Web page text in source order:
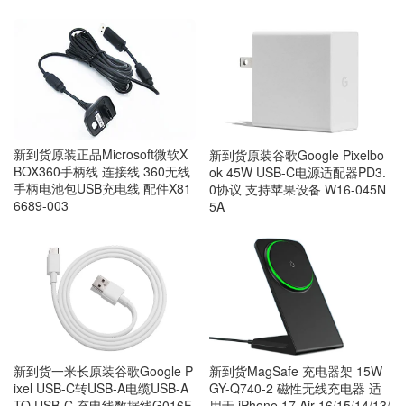
新到货原装正品Microsoft微软X
BOX360手柄线 连接线 360无线
手柄电池包USB充电线 配件X81
6689-003
新到货原装谷歌Google Pixelbo
ok 45W USB-C电源适配器PD3.
0协议 支持苹果设备 W16-045N
5A
新到货一米长原装谷歌Google P
ixel USB-C转USB-A电缆USB-A
新到货MagSafe 充电器架 15W
GY-Q740-2 磁性无线充电器 适